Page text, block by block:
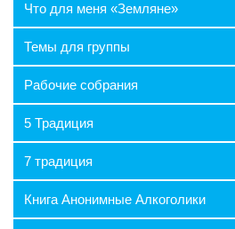
Что для меня «Земляне»
Темы для группы
Рабочие собрания
5 Традиция
7 традиция
Книга Анонимные Алкоголики